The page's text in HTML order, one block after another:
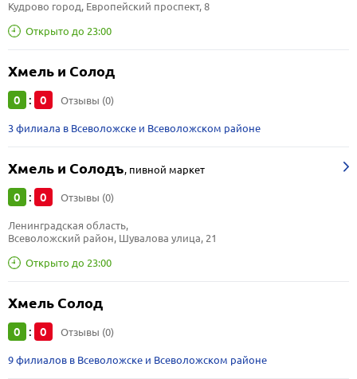
Открыто до 23:00
Кудрово город, Европейский проспект, 8
Хмель и Солод
0 : 0 Отзывы (0)
3 филиала в Всеволожске и Всеволожском районе
Хмель и Солодъ, пивной маркет
0 : 0 Отзывы (0)
Открыто до 23:00
Ленинградская область,
Всеволожский район, Шувалова улица, 21
Хмель Солод
0 : 0 Отзывы (0)
9 филиалов в Всеволожске и Всеволожском районе